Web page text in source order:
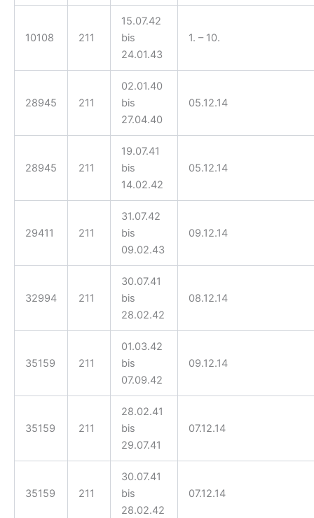
10108 211
15.07.42
bis
24.01.43
1. – 10.
28945 211
02.01.40
bis
27.04.40
05.12.14
28945 211
19.07.41
bis
14.02.42
05.12.14
29411 211
31.07.42
bis
09.02.43
09.12.14
32994 211
30.07.41
bis
28.02.42
08.12.14
35159 211
01.03.42
bis
07.09.42
09.12.14
35159 211
28.02.41
bis
29.07.41
07.12.14
35159 211
30.07.41
bis
28.02.42
07.12.14